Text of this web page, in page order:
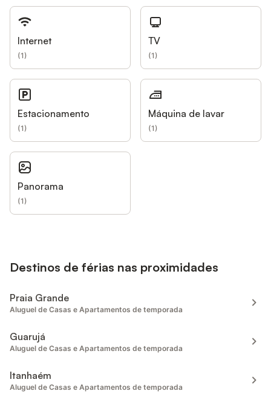
Internet
(1)
TV
(1)
Estacionamento
(1)
Máquina de lavar
(1)
Panorama
(1)
Destinos de férias nas proximidades
Praia Grande
Aluguel de Casas e Apartamentos de temporada
Guarujá
Aluguel de Casas e Apartamentos de temporada
Itanhaém
Aluguel de Casas e Apartamentos de temporada